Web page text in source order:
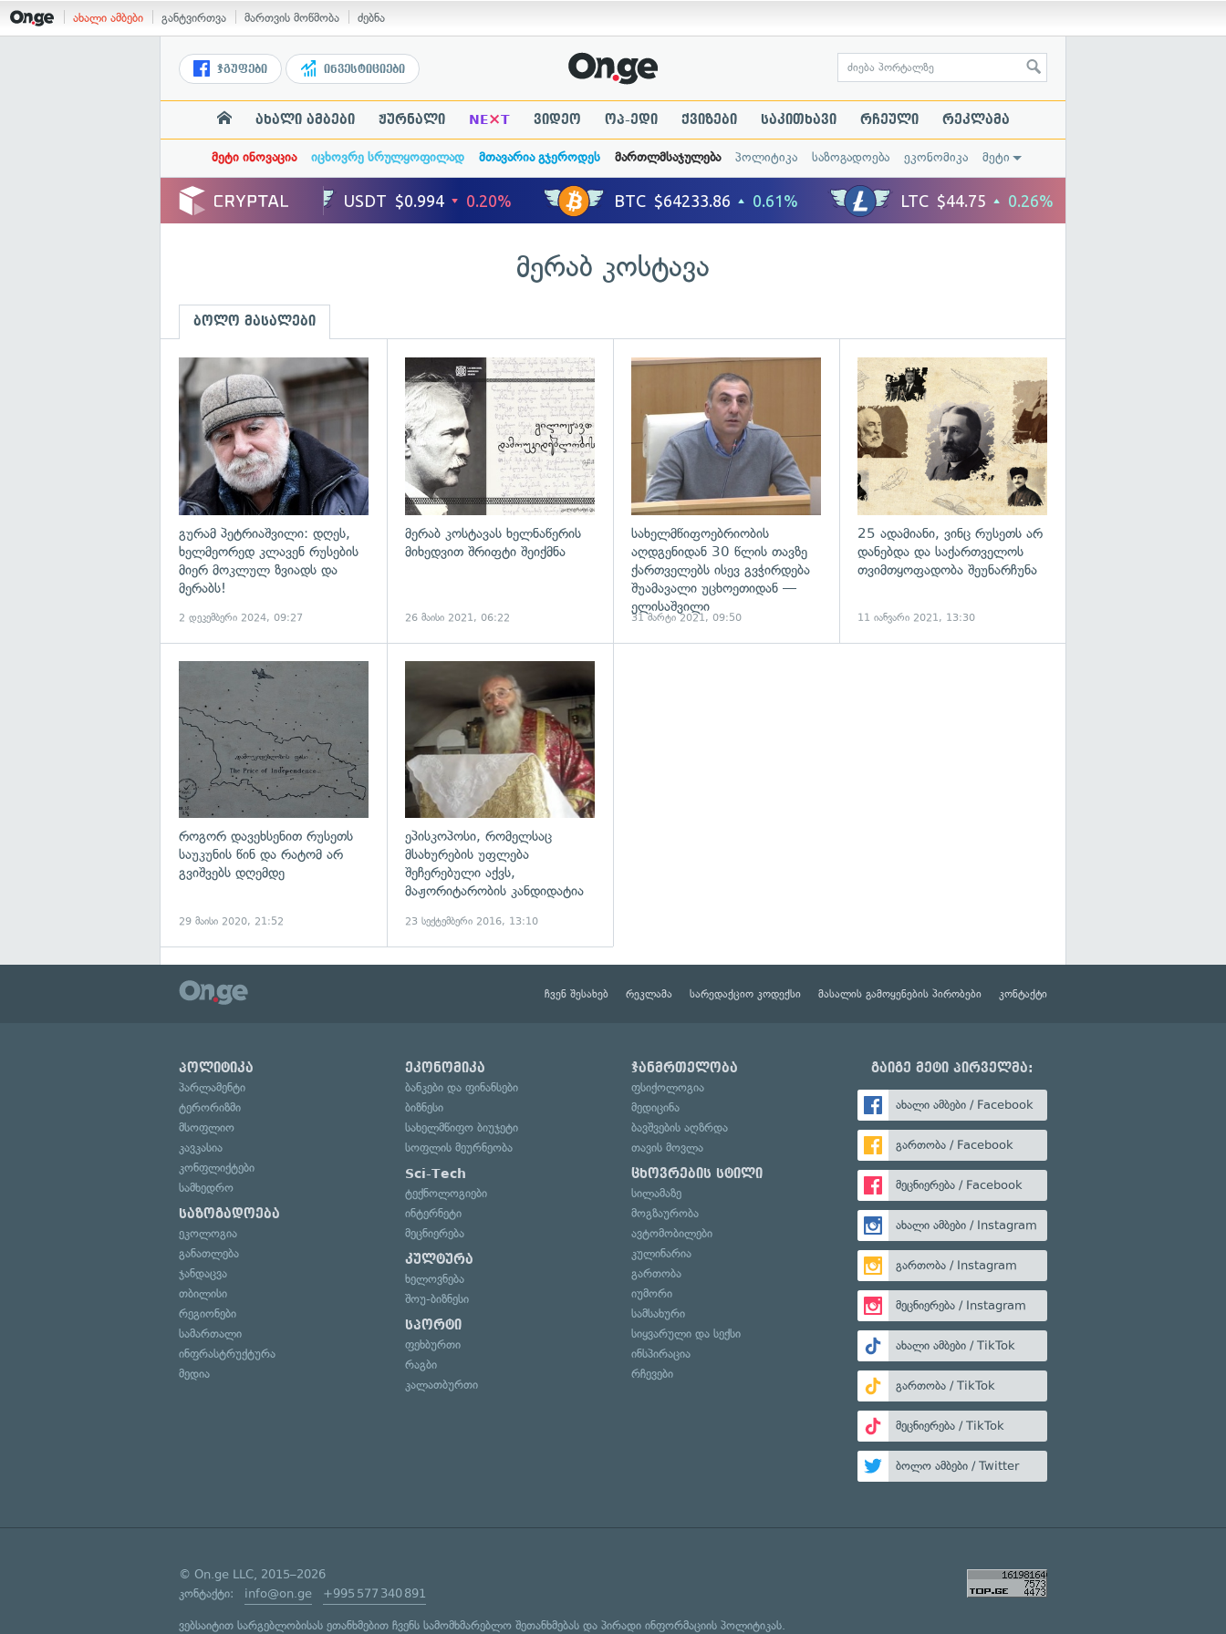
ახალი ამბები განტვირთვა მართვის მოწმობა ძებნა
ჯგუფები ინვესტიციები
ახალი ამბები ჟურნალი NE×T ვიდეო ოპ-ედი ქვიზები საკითხავი რჩეული რეკლამა
მეტი ინოვაცია იცხოვრე სრულყოფილად მთავარია გჯეროდეს მართლმსაჯულება პოლიტიკა საზოგადოება ეკონომიკა მეტი
მერაბ კოსტავა
ბოლო მასალები
გადახედვა
გურამ პეტრიაშვილი: დღეს,
ხელმეორედ კლავენ რუსების
მიერ მოკლულ ზვიადს და
მერაბს!
2 დეკემბერი 2024, 09:27
მერაბ კოსტავას ხელნაწერის
მიხედვით შრიფტი შეიქმნა
26 მაისი 2021, 06:22
გადახედვა
სახელმწიფოებრიობის
აღდგენიდან 30 წლის თავზე
ქართველებს ისევ გვჭირდება
შუამავალი უცხოეთიდან —
ელისაშვილი
31 მარტი 2021, 09:50
25 ადამიანი, ვინც რუსეთს არ
დანებდა და საქართველოს
თვიმთყოფადობა შეუნარჩუნა
11 იანვარი 2021, 13:30
როგორ დავეხსენით რუსეთს
საუკუნის წინ და რატომ არ
გვიშვებს დღემდე
29 მაისი 2020, 21:52
ეპისკოპოსი, რომელსაც
მსახურების უფლება
შეჩერებული აქვს,
მაჟორიტარობის კანდიდატია
23 სექტემბერი 2016, 13:10
ჩვენ შესახებ რეკლამა სარედაქციო კოდექსი მასალის გამოყენების პირობები კონტაქტი
პოლიტიკა
პარლამენტი
ტერორიზმი
მსოფლიო
კავკასია
კონფლიქტები
სამხედრო
საზოგადოება
ეკოლოგია
განათლება
ჯანდაცვა
თბილისი
რეგიონები
სამართალი
ინფრასტრუქტურა
მედია
ეკონომიკა
ბანკები და ფინანსები
ბიზნესი
სახელმწიფო ბიუჯეტი
სოფლის მეურნეობა
Sci-Tech
ტექნოლოგიები
ინტერნეტი
მეცნიერება
კულტურა
ხელოვნება
შოუ-ბიზნესი
სპორტი
ფეხბურთი
რაგბი
კალათბურთი
ჯანმრთელობა
ფსიქოლოგია
მედიცინა
ბავშვების აღზრდა
თავის მოვლა
ცხოვრების სტილი
სილამაზე
მოგზაურობა
ავტომობილები
კულინარია
გართობა
იუმორი
სამსახური
სიყვარული და სექსი
ინსპირაცია
რჩევები
გაიგე მეტი პირველმა:
ახალი ამბები / Facebook
გართობა / Facebook
მეცნიერება / Facebook
ახალი ამბები / Instagram
გართობა / Instagram
მეცნიერება / Instagram
ახალი ამბები / TikTok
გართობა / TikTok
მეცნიერება / TikTok
ბოლო ამბები / Twitter
© On.ge LLC, 2015–2026
კონტაქტი: info@on.ge +995 577 340 891
ვებსაიტით სარგებლობისას ეთანხმებით ჩვენს სამომხმარებლო შეთანხმებას და პირადი ინფორმაციის პოლიტიკას